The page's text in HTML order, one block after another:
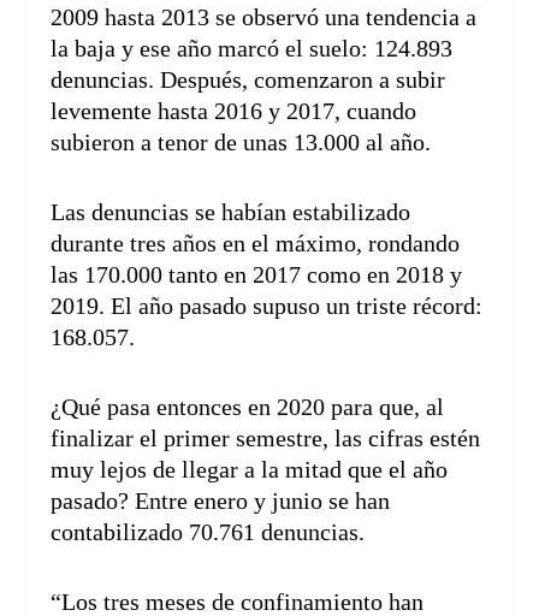
2009 hasta 2013 se observó una tendencia a
la baja y ese año marcó el suelo: 124.893
denuncias. Después, comenzaron a subir
levemente hasta 2016 y 2017, cuando
subieron a tenor de unas 13.000 al año.
Las denuncias se habían estabilizado
durante tres años en el máximo, rondando
las 170.000 tanto en 2017 como en 2018 y
2019. El año pasado supuso un triste récord:
168.057.
¿Qué pasa entonces en 2020 para que, al
finalizar el primer semestre, las cifras estén
muy lejos de llegar a la mitad que el año
pasado? Entre enero y junio se han
contabilizado 70.761 denuncias.
“Los tres meses de confinamiento han